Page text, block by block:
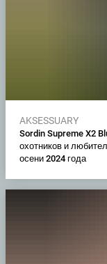
AKSESSUARY
Sordin Supreme X2
охотников и
осени 2024 года